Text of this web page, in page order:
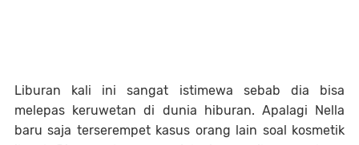
Liburan kali ini sangat istimewa sebab dia bisa
melepas keruwetan di dunia hiburan. Apalagi Nella
baru saja terserempet kasus orang lain soal kosmetik